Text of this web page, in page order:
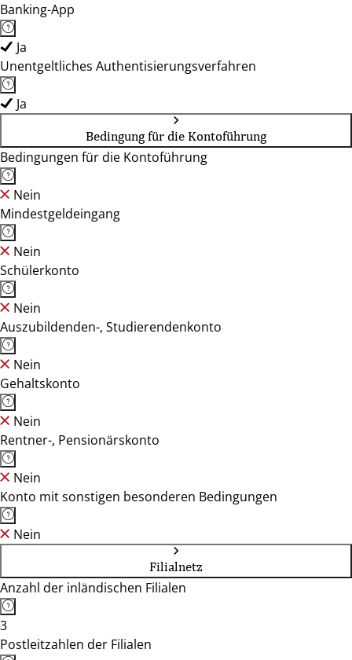
Banking-App
Ja
Unentgeltliches Authentisierungsverfahren
Ja
Bedingung für die Kontoführung
Bedingungen für die Kontoführung
Nein
Mindestgeldeingang
Nein
Schülerkonto
Nein
Auszubildenden-, Studierendenkonto
Nein
Gehaltskonto
Nein
Rentner-, Pensionärskonto
Nein
Konto mit sonstigen besonderen Bedingungen
Nein
Filialnetz
Anzahl der inländischen Filialen
3
Postleitzahlen der Filialen